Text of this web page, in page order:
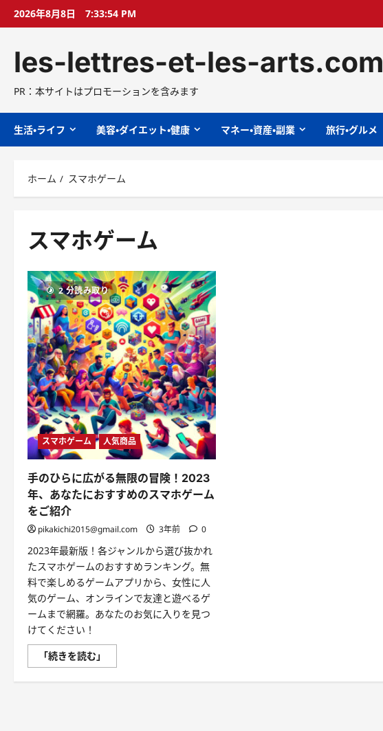
プ
2026年8月8日 7:33:55 PM
les-lettres-et-les-arts.com
PR：本サイトはプロモーションを含みます
生活・ライフ 美容・ダイエット・健康 マネー・資産・副業 旅行・グルメ
ホーム スマホゲーム
スマホゲーム
2 分読み取り
スマホゲーム 人気商品
手のひらに広がる無限の冒険！2023
年、あなたにおすすめのスマホゲーム
をご紹介
pikakichi2015@gmail.com 3年前 0
2023年最新版！各ジャンルから選び抜かれ
たスマホゲームのおすすめランキング。無
料で楽しめるゲームアプリから、女性に人
気のゲーム、オンラインで友達と遊べるゲ
ームまで網羅。あなたのお気に入りを見つ
けてください！
「続きを読む」
の
ら